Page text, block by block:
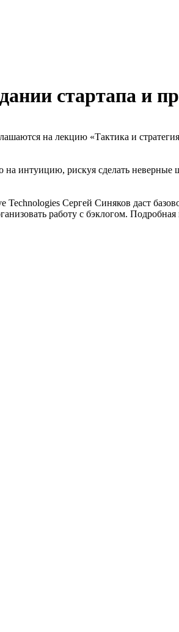
стартапа и
на лекцию «Тактика и
интуицию, рискуя сделать
Сергей Синяков даст
работу с бэклогом.